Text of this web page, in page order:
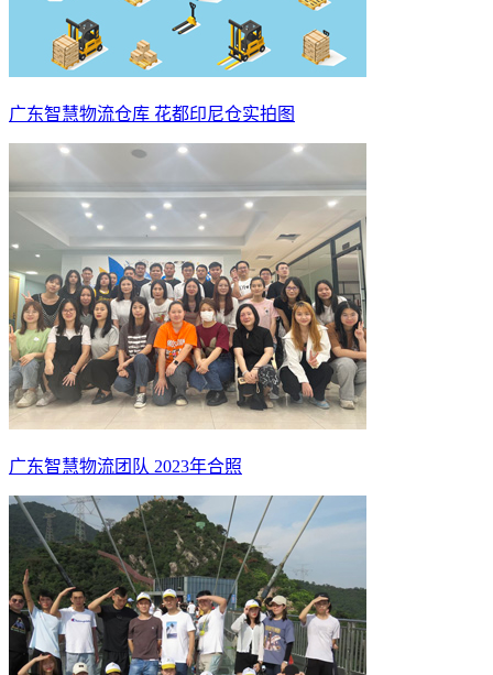
广东智慧物流仓库 花都印尼仓实拍图
广东智慧物流团队 2023年合照